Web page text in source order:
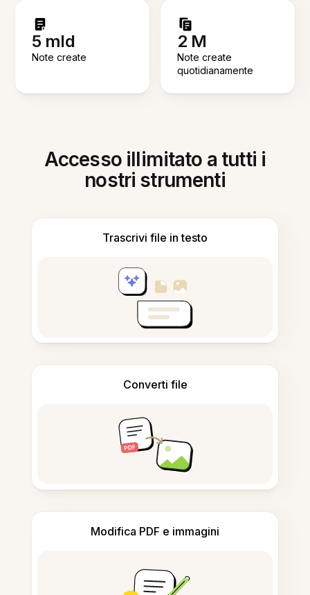
5 mld
Note create
2 M
Note create
quotidianamente
Accesso illimitato a tutti i
nostri strumenti
Trascrivi file in testo
Converti file
Modifica PDF e immagini